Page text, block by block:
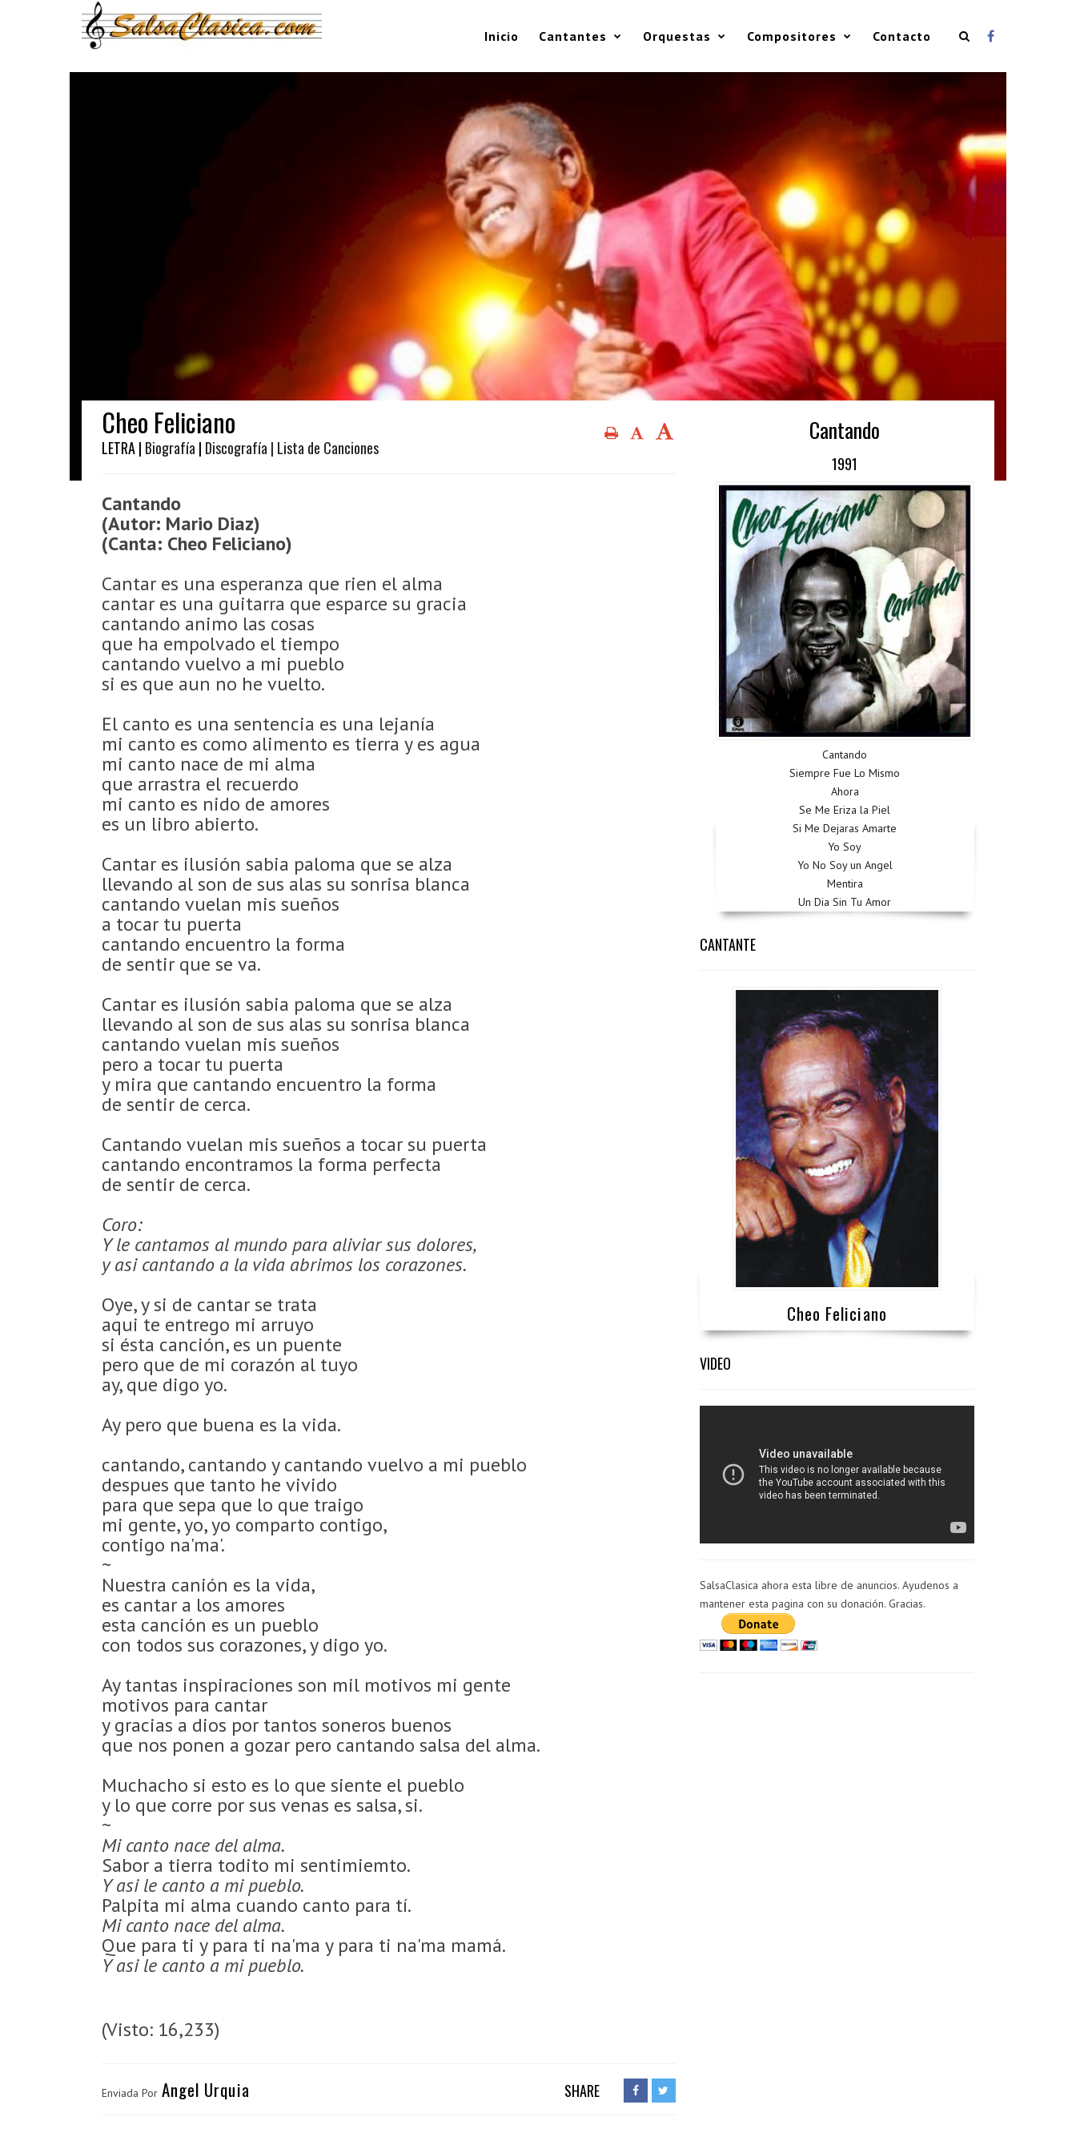
Inicio Cantantes Orquestas Compositores Contacto
Cheo Feliciano
LETRA | Biografía | Discografía | Lista de Canciones
Cantando
(Autor: Mario Diaz)
(Canta: Cheo Feliciano)
Cantar es una esperanza que rien el alma
cantar es una guitarra que esparce su gracia
cantando animo las cosas
que ha empolvado el tiempo
cantando vuelvo a mi pueblo
si es que aun no he vuelto.
El canto es una sentencia es una lejanía
mi canto es como alimento es tierra y es agua
mi canto nace de mi alma
que arrastra el recuerdo
mi canto es nido de amores
es un libro abierto.
Cantar es ilusión sabia paloma que se alza
llevando al son de sus alas su sonrisa blanca
cantando vuelan mis sueños
a tocar tu puerta
cantando encuentro la forma
de sentir que se va.
Cantar es ilusión sabia paloma que se alza
llevando al son de sus alas su sonrisa blanca
cantando vuelan mis sueños
pero a tocar tu puerta
y mira que cantando encuentro la forma
de sentir de cerca.
Cantando vuelan mis sueños a tocar su puerta
cantando encontramos la forma perfecta
de sentir de cerca.
Coro:
Y le cantamos al mundo para aliviar sus dolores,
y asi cantando a la vida abrimos los corazones.
Oye, y si de cantar se trata
aqui te entrego mi arruyo
si ésta canción, es un puente
pero que de mi corazón al tuyo
ay, que digo yo.
Ay pero que buena es la vida.
cantando, cantando y cantando vuelvo a mi pueblo
despues que tanto he vivido
para que sepa que lo que traigo
mi gente, yo, yo comparto contigo,
contigo na'ma'.
~
Nuestra canión es la vida,
es cantar a los amores
esta canción es un pueblo
con todos sus corazones, y digo yo.
Ay tantas inspiraciones son mil motivos mi gente
motivos para cantar
y gracias a dios por tantos soneros buenos
que nos ponen a gozar pero cantando salsa del alma.
Muchacho si esto es lo que siente el pueblo
y lo que corre por sus venas es salsa, si.
~
Mi canto nace del alma.
Sabor a tierra todito mi sentimiemto.
Y asi le canto a mi pueblo.
Palpita mi alma cuando canto para tí.
Mi canto nace del alma.
Que para ti y para ti na'ma y para ti na'ma mamá.
Y asi le canto a mi pueblo.
(Visto: 16,233)
Enviada Por Angel Urquia SHARE
Cantando
1991
Cantando
Siempre Fue Lo Mismo
Ahora
Se Me Eriza la Piel
Si Me Dejaras Amarte
Yo Soy
Yo No Soy un Angel
Mentira
Un Dia Sin Tu Amor
CANTANTE
Cheo Feliciano
VIDEO
SalsaClasica ahora esta libre de anuncios. Ayudenos a
mantener esta pagina con su donación. Gracias.